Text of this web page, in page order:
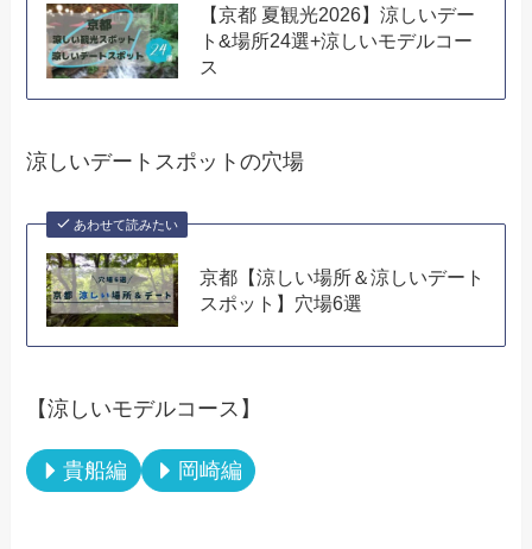
【京都 夏観光2026】涼しいデー
ト&場所24選+涼しいモデルコー
ス
涼しいデートスポットの穴場
あわせて読みたい
京都【涼しい場所＆涼しいデート
スポット】穴場6選
【涼しいモデルコース】
貴船編 岡崎編